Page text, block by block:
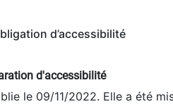
d’accessibilité
d'accessibilité
le 09/11/2022. Elle a été